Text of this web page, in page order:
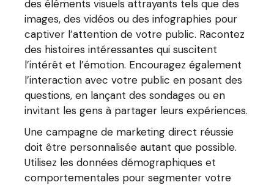
des éléments visuels attrayants tels que des
images, des vidéos ou des infographies pour
captiver l’attention de votre public. Racontez
des histoires intéressantes qui suscitent
l’intérêt et l’émotion. Encouragez également
l’interaction avec votre public en posant des
questions, en lançant des sondages ou en
invitant les gens à partager leurs expériences.
Une campagne de marketing direct réussie
doit être personnalisée autant que possible.
Utilisez les données démographiques et
comportementales pour segmenter votre